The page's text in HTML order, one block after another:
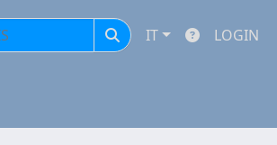
IT LOGIN